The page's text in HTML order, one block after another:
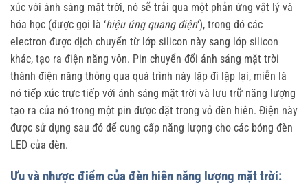
xúc với ánh sáng mặt trời, nó sẽ trải qua một phản ứng vật lý và
hóa học (được gọi là ‘hiệu ứng quang điện‘), trong đó các
electron được dịch chuyển từ lớp silicon này sang lớp silicon
khác, tạo ra điện năng vôn. Pin chuyển đổi ánh sáng mặt trời
thành điện năng thông qua quá trình này lặp đi lặp lại, miễn là
nó tiếp xúc trực tiếp với ánh sáng mặt trời và lưu trữ năng lượng
tạo ra của nó trong một pin được đặt trong vỏ đèn hiên. Điện này
được sử dụng sau đó để cung cấp năng lượng cho các bóng đèn
LED của đèn.
Ưu và nhược điểm của đèn hiên năng lượng mặt trời: